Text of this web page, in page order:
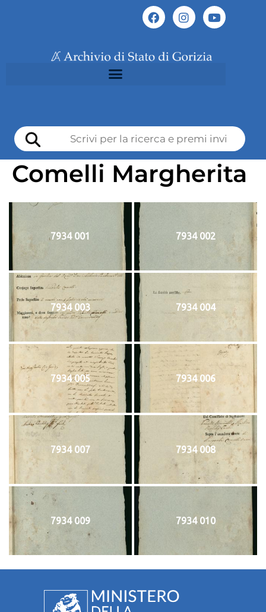
Comelli Margherita
7934 001 7934 002
7934 003 7934 004
7934 005 7934 006
7934 007 7934 008
7934 009 7934 010